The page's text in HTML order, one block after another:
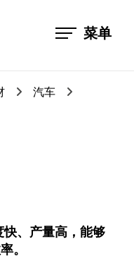
菜单
汽车
、产量高，能够
。